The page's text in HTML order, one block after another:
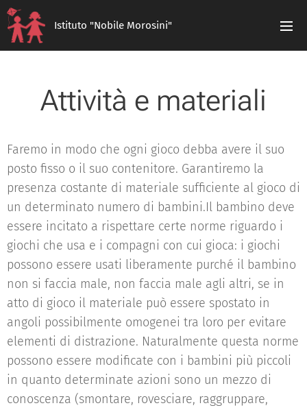
Istituto "Nobile Morosini"
Attività e materiali
Faremo in modo che ogni gioco debba avere il suo
posto fisso o il suo contenitore. Garantiremo la
presenza costante di materiale sufficiente al gioco di
un determinato numero di bambini.Il bambino deve
essere incitato a rispettare certe norme riguardo i
giochi che usa e i compagni con cui gioca: i giochi
possono essere usati liberamente purché il bambino
non si faccia male, non faccia male agli altri, se in
atto di gioco il materiale può essere spostato in
angoli possibilmente omogenei tra loro per evitare
elementi di distrazione. Naturalmente questa norme
possono essere modificate con i bambini più piccoli
in quanto determinate azioni sono un mezzo di
conoscenza (smontare, rovesciare, raggruppare,